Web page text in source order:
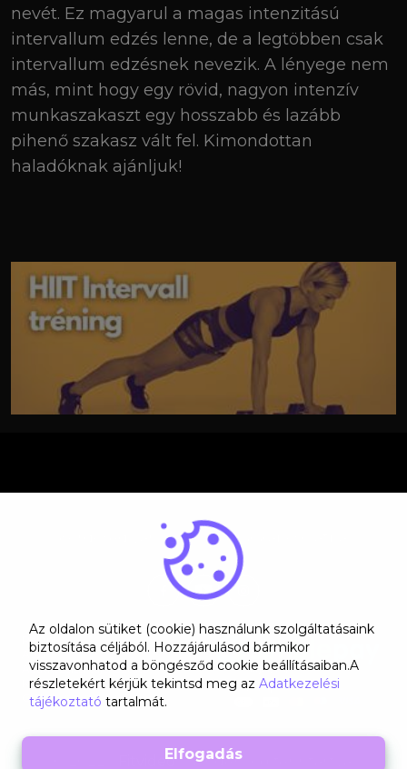
Az oldalon sütiket (cookie) használunk szolgáltatásaink
biztosítása céljából. Hozzájárulásod bármikor
visszavonhatod a böngésződ cookie beállításaiban.A
részletekért kérjük tekintsd meg az Adatkezelési
tájékoztató tartalmát.
nevét. Ez magyarul a magas intenzitású
intervallum edzés lenne, de a legtöbben csak
intervallum edzésnek nevezik. A lényege nem
más, mint hogy egy rövid, nagyon intenzív
munkaszakaszt egy hosszabb és lazább
pihenő szakasz vált fel. Kimondottan
haladóknak ajánljuk!
Kérdésed van? Lépj velünk kapcsolatba!
Rólunk
ÁSZF
Adatkezelési tájékoztató
Kapcsolat
GYIK
Fitvideo- Minden jog fenntartva!